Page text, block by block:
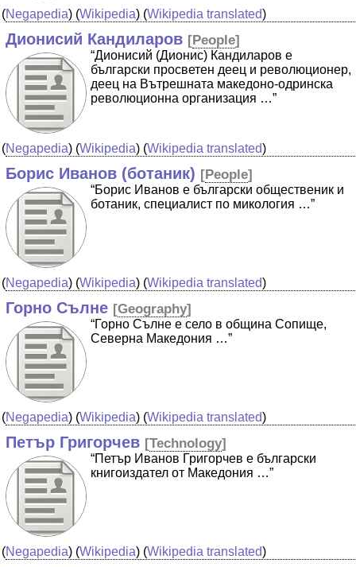
(Negapedia) (Wikipedia) (Wikipedia translated)
Дионисий Кандиларов [People]
“Дионисий (Дионис) Кандиларов е
български просветен деец и революционер,
деец на Вътрешната македоно-одринска
революционна организация …”
(Negapedia) (Wikipedia) (Wikipedia translated)
Борис Иванов (ботаник) [People]
“Борис Иванов е български общественик и
ботаник, специалист по микология …”
(Negapedia) (Wikipedia) (Wikipedia translated)
Горно Сълне [Geography]
“Горно Сълне е село в община Сопище,
Северна Македония …”
(Negapedia) (Wikipedia) (Wikipedia translated)
Петър Григорчев [Technology]
“Петър Иванов Григорчев е български
книгоиздател от Македония …”
(Negapedia) (Wikipedia) (Wikipedia translated)